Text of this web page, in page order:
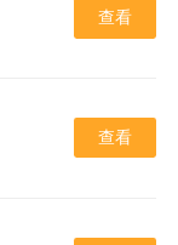
查看
查看